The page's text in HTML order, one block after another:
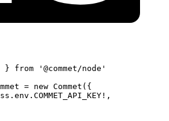
} from '@commet/node'
= new Commet ({
COMMET_API_KEY ! ,